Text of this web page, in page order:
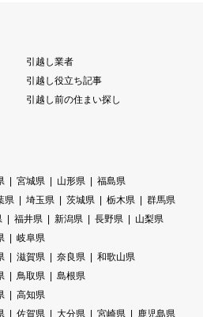
引越し業者
引越し役立ち記事
引越し前の住まい探し
宮城県 山形県
福島県
県 埼玉県 茨城県 栃木県
群馬県
福井県 新潟県 長野県
山梨県
岐阜県
滋賀県 奈良県
和歌山県
鳥取県
島根県
高知県
佐賀県 大分県 宮崎県 鹿児島県